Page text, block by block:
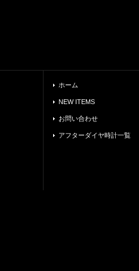
ホーム
NEW ITEMS
お問い合わせ
アフターダイヤ時計一覧